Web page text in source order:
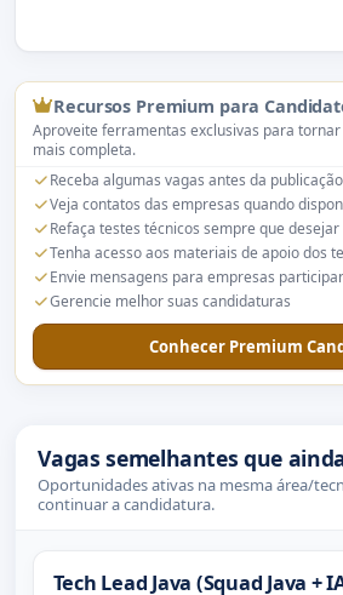
Recursos Premium para
Aproveite ferramentas exclusivas para tornar
mais completa.
Receba algumas vagas antes da
Veja contatos das empresas quando
Refaça testes técnicos sempre que desejar
Tenha acesso aos materiais de apoio dos
Envie mensagens para empresas
Gerencie melhor suas candidaturas
Conhecer Premium
Vagas semelhantes que
Oportunidades ativas na mesma área/
continuar a candidatura.
Tech Lead Java (Squad Java +